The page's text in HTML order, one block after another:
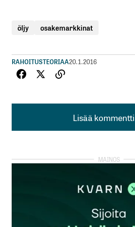
öljy osakemarkkinat
RAHOITUSTEORIAA20.1.2016
Lisää kommentti
Lisää kommentti
rekisteröityä